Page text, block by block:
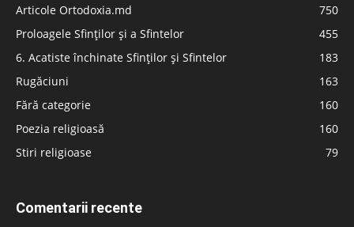
Articole Ortodoxia.md
750
Proloagele Sfinților și a Sfintelor
455
6. Acatiste închinate Sfinților și Sfintelor
183
Rugăciuni
163
Fără categorie
160
Poezia religioasă
160
Stiri religioase
79
Comentarii recente